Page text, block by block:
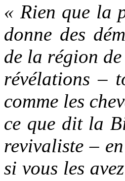
« Rien que la
donne des
de la région
révélations –
comme les
ce que dit la
revivaliste –
si vous les